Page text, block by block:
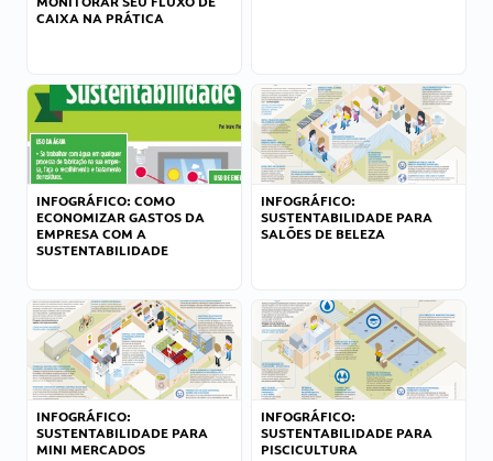
CAIXA NA PRÁTICA
INFOGRÁFICO: COMO
ECONOMIZAR GASTOS DA
EMPRESA COM A
SUSTENTABILIDADE
INFOGRÁFICO:
SUSTENTABILIDADE PARA
SALÕES DE BELEZA
INFOGRÁFICO:
SUSTENTABILIDADE PARA
MINI MERCADOS
INFOGRÁFICO:
SUSTENTABILIDADE PARA
PISCICULTURA